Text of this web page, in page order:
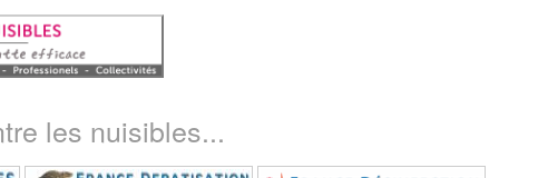
les nuisibles...